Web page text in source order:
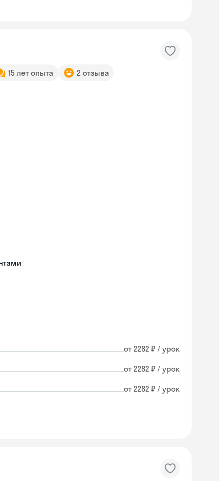
15 лет опыта 2 отзыва
от 2282 ₽ / урок
от 2282 ₽ / урок
от 2282 ₽ / урок